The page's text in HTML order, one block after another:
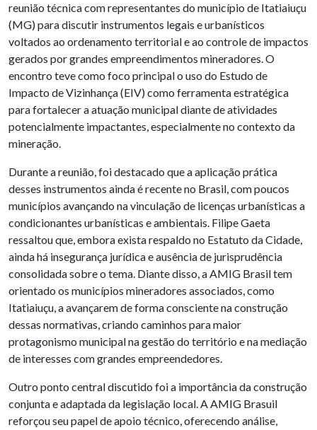
reunião técnica com representantes do município de Itatiaiuçu
(MG) para discutir instrumentos legais e urbanísticos
voltados ao ordenamento territorial e ao controle de impactos
gerados por grandes empreendimentos mineradores. O
encontro teve como foco principal o uso do Estudo de
Impacto de Vizinhança (EIV) como ferramenta estratégica
para fortalecer a atuação municipal diante de atividades
potencialmente impactantes, especialmente no contexto da
mineração.
Durante a reunião, foi destacado que a aplicação prática
desses instrumentos ainda é recente no Brasil, com poucos
municípios avançando na vinculação de licenças urbanísticas a
condicionantes urbanísticas e ambientais. Filipe Gaeta
ressaltou que, embora exista respaldo no Estatuto da Cidade,
ainda há insegurança jurídica e ausência de jurisprudência
consolidada sobre o tema. Diante disso, a AMIG Brasil tem
orientado os municípios mineradores associados, como
Itatiaiuçu, a avançarem de forma consciente na construção
dessas normativas, criando caminhos para maior
protagonismo municipal na gestão do território e na mediação
de interesses com grandes empreendedores.
Outro ponto central discutido foi a importância da construção
conjunta e adaptada da legislação local. A AMIG Brasuil
reforçou seu papel de apoio técnico, oferecendo análise,